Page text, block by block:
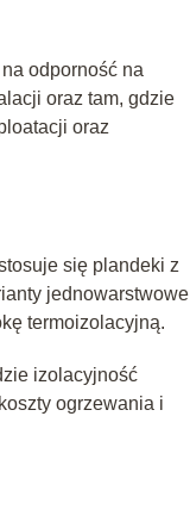
odporność na
oraz tam, gdzie
oraz
się plandeki z
jednowarstwowe
termoizolacyjną.
izolacyjność
ogrzewania i